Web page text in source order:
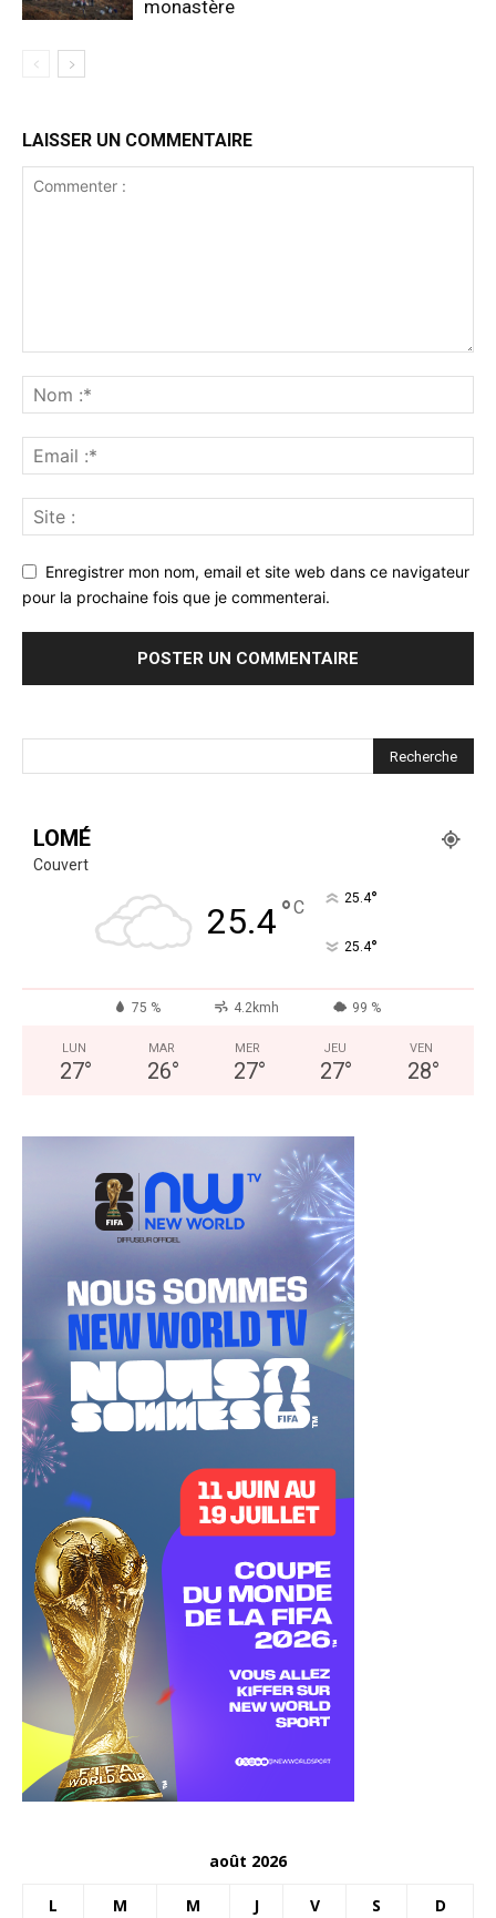
monastère
LAISSER UN COMMENTAIRE
Enregistrer mon nom, email et site web dans ce navigateur
pour la prochaine fois que je commenterai.
LOMÉ
Couvert
25.4°C 25.4°
25.4°
75 % 4.2kmh 99 %
LUN
27°
MAR
26°
MER
27°
JEU
27°
VEN
28°
août 2026
L M M J V S D